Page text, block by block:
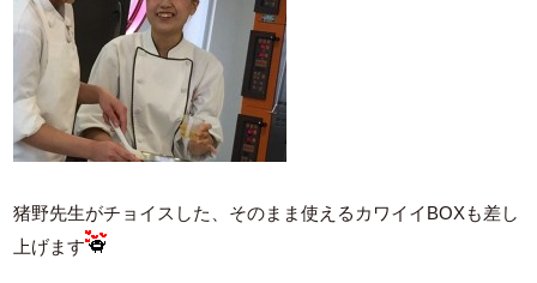
猪野先生がチョイスした、そのまま使えるカワイイBOXも差し
上げます